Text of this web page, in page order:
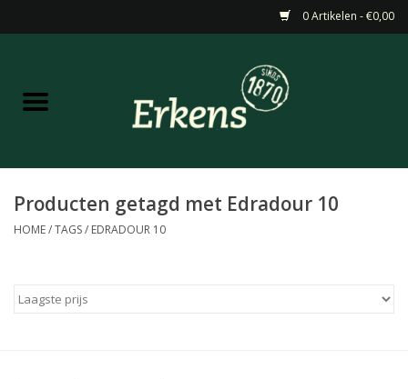
0 Artikelen - €0,00
Home
Barneveldse specialiteiten
Producten getagd met Edradour 10
HOME/TAGS/ EDRADOUR 10